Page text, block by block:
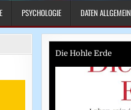
PSYCHOLOGIE DATEN ALLGEMEIN
Die Hohle Erde